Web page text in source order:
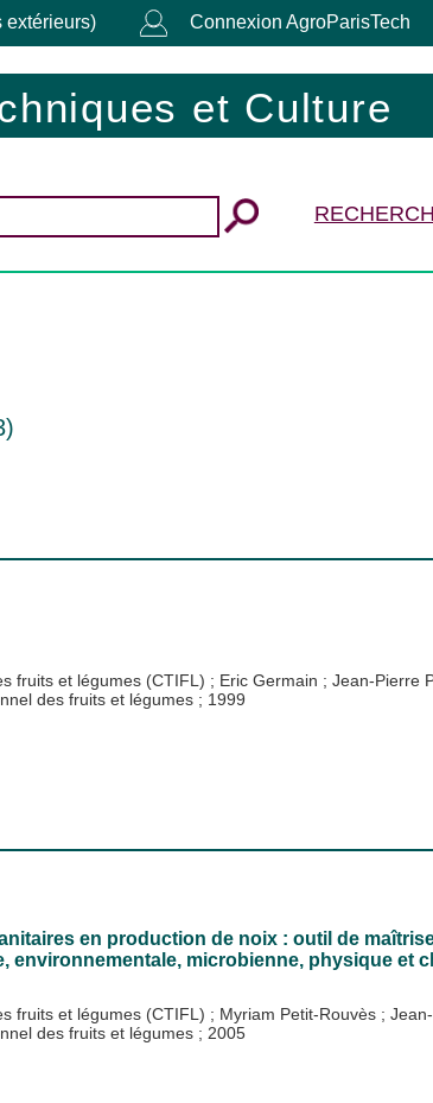
extérieurs) Connexion AgroParisTech
et Culture
)
fruits et légumes (CTIFL) ; Eric Germain ; Jean-Pierre
des fruits et légumes ; 1999
en production de noix : outil de
environnementale, microbienne, physique et
fruits et légumes (CTIFL) ; Myriam Petit-Rouvès ;
des fruits et légumes ; 2005